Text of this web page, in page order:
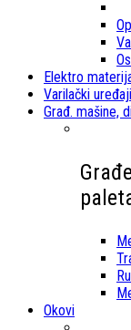
Elektro
Varilački
Građ. mašine,
Okovi